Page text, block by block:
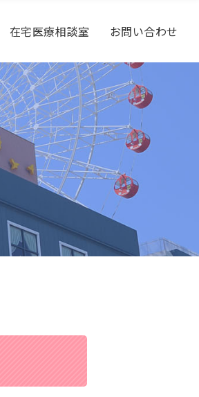
在宅医療相談室 お問い合わせ